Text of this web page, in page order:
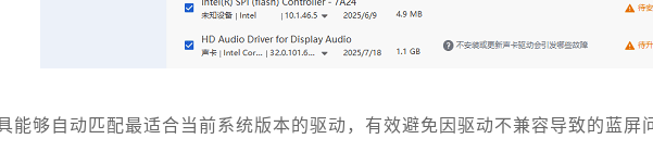
能够自动匹配最适合当前系统版本的驱动，有效避免因驱动不兼容导致的蓝屏